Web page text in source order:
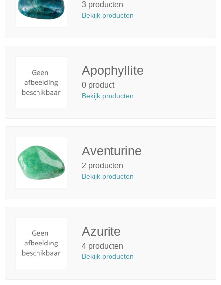
3 producten
Bekijk producten
Apophyllite
0 product
Bekijk producten
Aventurine
2 producten
Bekijk producten
Azurite
4 producten
Bekijk producten